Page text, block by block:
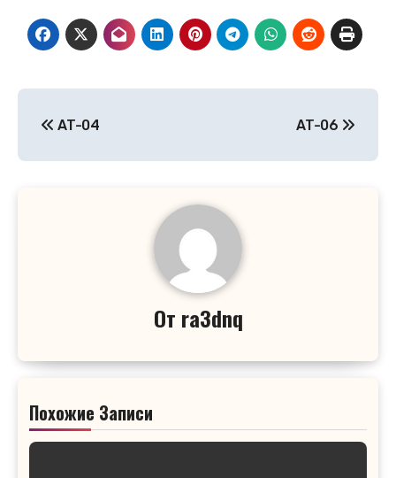
Навигация
по
AT-04 AT-06
От ra3dnq
Похожие Записи